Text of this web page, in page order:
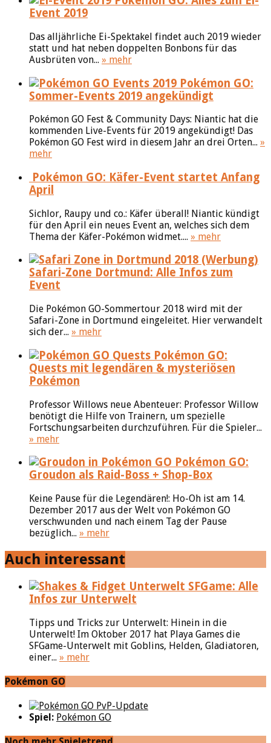
Event 2019
Das alljährliche Ei-Spektakel findet auch 2019 wieder
statt und hat neben doppelten Bonbons für das
Ausbrüten von... » mehr
Pokémon GO:
Sommer-Events 2019 angekündigt
Pokémon GO Fest & Community Days: Niantic hat die
kommenden Live-Events für 2019 angekündigt! Das
Pokémon GO Fest wird in diesem Jahr an drei Orten... »
mehr
Pokémon GO: Käfer-Event startet Anfang
April
Sichlor, Raupy und co.: Käfer überall! Niantic kündigt
für den April ein neues Event an, welches sich dem
Thema der Käfer-Pokémon widmet.... » mehr
(Werbung)
Safari-Zone Dortmund: Alle Infos zum
Event
Die Pokémon GO-Sommertour 2018 wird mit der
Safari-Zone in Dortmund eingeleitet. Hier verwandelt
sich der... » mehr
Pokémon GO:
Quests mit legendären & mysteriösen
Pokémon
Professor Willows neue Abenteuer: Professor Willow
benötigt die Hilfe von Trainern, um spezielle
Fortschungsarbeiten durchzuführen. Für die Spieler...
» mehr
Pokémon GO:
Groudon als Raid-Boss + Shop-Box
Keine Pause für die Legendären!: Ho-Oh ist am 14.
Dezember 2017 aus der Welt von Pokémon GO
verschwunden und nach einem Tag der Pause
bezüglich... » mehr
Auch interessant
SFGame: Alle
Infos zur Unterwelt
Tipps und Tricks zur Unterwelt: Hinein in die
Unterwelt! Im Oktober 2017 hat Playa Games die
SFGame-Unterwelt mit Goblins, Helden, Gladiatoren,
einer... » mehr
Pokémon GO
Spiel: Pokémon GO